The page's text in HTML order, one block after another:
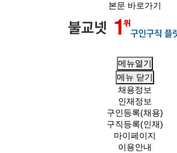
본문 바로가기
메뉴열기
메뉴 닫기
채용정보
인재정보
구인등록(채용)
구직등록(인재)
마이페이지
이용안내